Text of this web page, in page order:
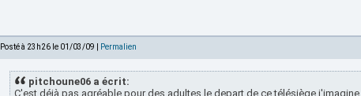
Posté à 23h26 le 01/03/09 | Permalien
pitchoune06 a écrit:
C'est déjà pas agréable pour des adultes le depart de ce télésiège